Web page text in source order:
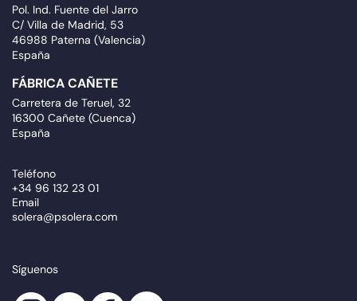
Pol. Ind. Fuente del Jarro
C/ Villa de Madrid, 53
46988 Paterna (Valencia)
España
FÁBRICA CAÑETE
Carretera de Teruel, 32
16300 Cañete (Cuenca)
España
Teléfono
+34 96 132 23 01
Email
solera@psolera.com
Síguenos